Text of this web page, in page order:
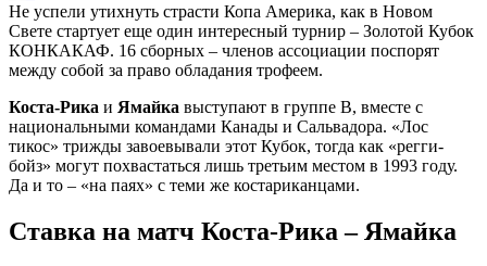
Не успели утихнуть страсти Копа Америка, как в Новом
Свете стартует еще один интересный турнир – Золотой Кубок
КОНКАКАФ. 16 сборных – членов ассоциации поспорят
между собой за право обладания трофеем.
Коста-Рика и Ямайка выступают в группе В, вместе с
национальными командами Канады и Сальвадора. «Лос
тикос» трижды завоевывали этот Кубок, тогда как «регги-
бойз» могут похвастаться лишь третьим местом в 1993 году.
Да и то – «на паях» с теми же костариканцами.
Ставка на матч Коста-Рика – Ямайка